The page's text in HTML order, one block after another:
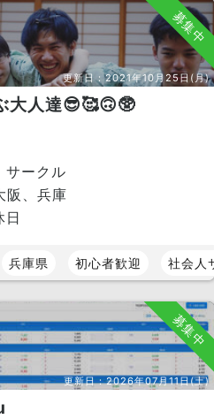
募集中
更新日：2021年10月25日(月)
大人達😎🥰🙃🥸
サークル
阪、兵庫
日
兵庫県 初心者歓迎 社会人
募集中
更新日：2026年07月11日(土)